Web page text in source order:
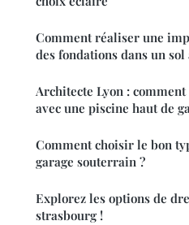
Comment réaliser une
des fondations dans un
Architecte Lyon :
avec une piscine haut de
Comment choisir le bon
garage souterrain ?
Explorez les options de
strasbourg !